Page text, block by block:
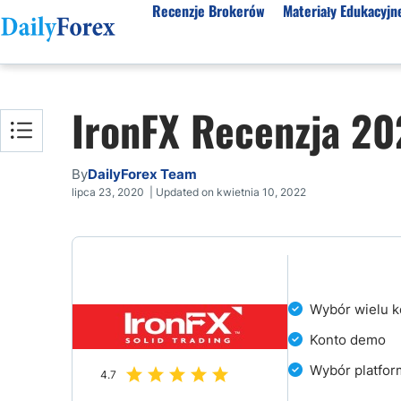
Recenzje Brokerów
AvaTrade Recension
FXTM
Materiały
Darmowy Ebook
Webinary Tradingowe
IronFX Recenzja
ByDailyForex Team
lipca 23, 2020 | Updated on kwietnia 10, 2022
4.7
Wybór wielu
Konto demo
Wybór